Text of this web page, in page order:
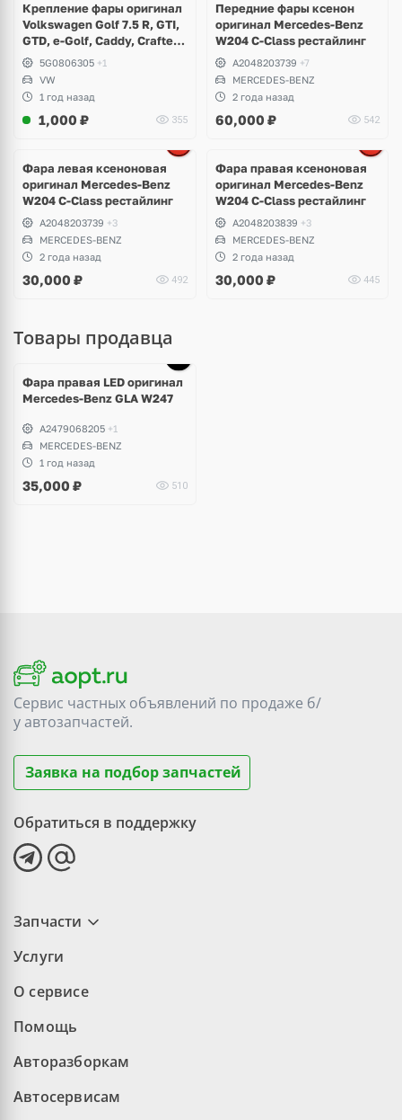
Крепление фары оригинал
Volkswagen Golf 7.5 R, GTI,
GTD, e-Golf, Caddy, Crafter,
e-Crafter
5G0806305 +1
VW
1 год назад
1,000 ₽ 355
Передние фары ксенон
оригинал Mercedes-Benz
W204 C-Class рестайлинг
A2048203739 +7
MERCEDES-BENZ
2 года назад
60,000 ₽ 542
Фара левая ксеноновая
оригинал Mercedes-Benz
W204 C-Class рестайлинг
A2048203739 +3
MERCEDES-BENZ
2 года назад
30,000 ₽ 492
Фара правая ксеноновая
оригинал Mercedes-Benz
W204 C-Class рестайлинг
A2048203839 +3
MERCEDES-BENZ
2 года назад
30,000 ₽ 445
Товары продавца
Фара правая LED оригинал
Mercedes-Benz GLA W247
A2479068205 +1
MERCEDES-BENZ
1 год назад
35,000 ₽ 510
Сервис частных объявлений по продаже б/
уавтозапчастей.
Заявка на подбор запчастей
Обратиться в поддержку
Запчасти
Услуги
О сервисе
Помощь
Авторазборкам
Автосервисам